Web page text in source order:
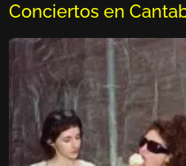
Conciertos en